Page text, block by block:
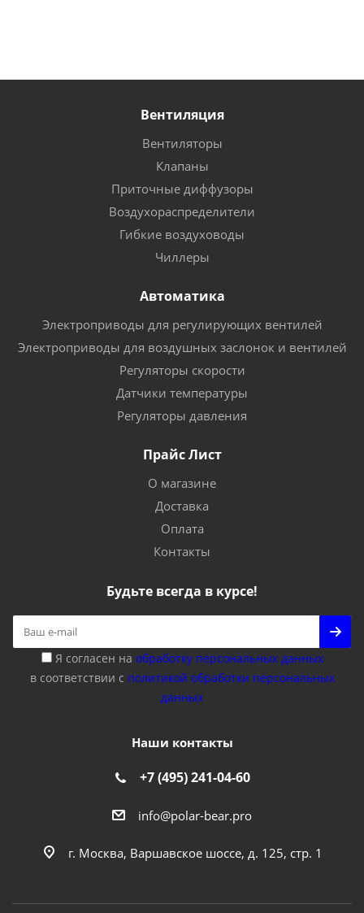
Вентиляция
Вентиляторы
Клапаны
Приточные диффузоры
Воздухораспределители
Гибкие воздуховоды
Чиллеры
Автоматика
Электроприводы для регулирующих вентилей
Электроприводы для воздушных заслонок и вентилей
Регуляторы скорости
Датчики температуры
Регуляторы давления
Прайс Лист
О магазине
Доставка
Оплата
Контакты
Будьте всегда в курсе!
Я согласен на обработку персональных данных
в соответствии с политикой обработки персональных
данных
Наши контакты
+7 (495) 241-04-60
info@polar-bear.pro
г. Москва, Варшавское шоссе, д. 125, стр. 1